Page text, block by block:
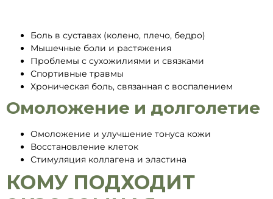
Боль в суставах (колено, плечо, бедро)
Мышечные боли и растяжения
Проблемы с сухожилиями и связками
Спортивные травмы
Хроническая боль, связанная с воспалением
Омоложение и долголетие
Омоложение и улучшение тонуса кожи
Восстановление клеток
Стимуляция коллагена и эластина
КОМУ ПОДХОДИТ